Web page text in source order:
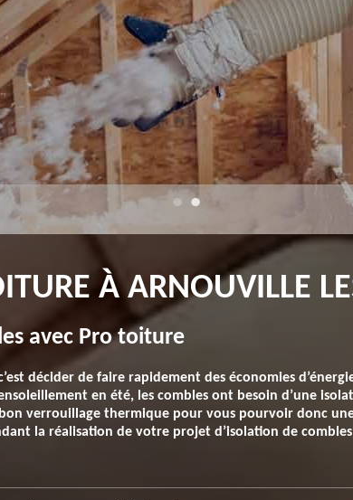
À ARNOUVILLE
avec Pro toiture
décider de faire rapidement des économies
en été, les combles ont besoin d’une
verrouillage thermique pour vous pourvoir donc
la réalisation de votre projet d’isolation de